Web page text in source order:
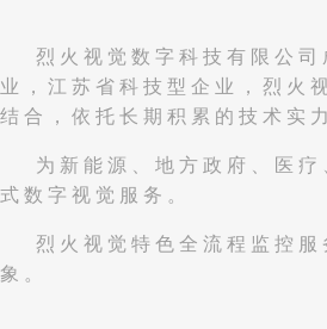
烈火视觉数字科技有限公
业，江苏省科技型企业，烈火
结合，依托长期积累的技术实
为新能源、地方政府、医
式数字视觉服务。
烈火视觉特色全流程监控
象。